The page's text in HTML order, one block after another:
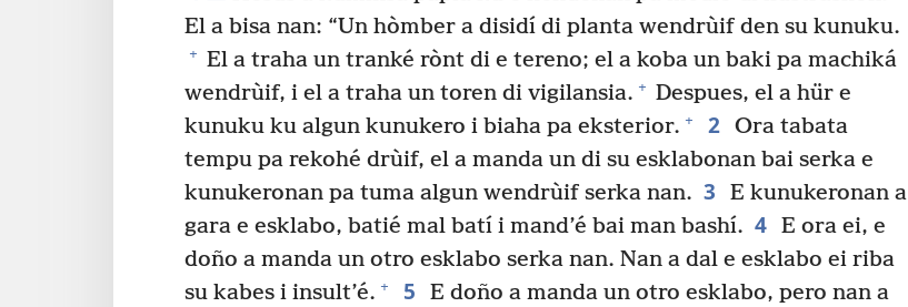
El a bisa nan: “Un hòmber a disidí di planta wendrùif den su kunuku.
+ El a traha un tranké rònt di e tereno; el a koba un baki pa machiká
wendrùif, i el a traha un toren di vigilansia. + Despues, el a hür e
kunuku ku algun kunukero i biaha pa eksterior. + 2 Ora tabata
tempu pa rekohé drùif, el a manda un di su esklabonan bai serka e
kunukeronan pa tuma algun wendrùif serka nan. 3
E kunukeronan a
gara e esklabo, batié mal batí i mand’é bai man bashí. 4 E ora ei, e
doño a manda un otro esklabo serka nan. Nan a dal e esklabo ei riba
su kabes i insult’é. + 5
E doño a manda un otro esklabo, pero nan a